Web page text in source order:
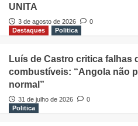
UNITA
3 de agosto de 2026
0
Destaques
Politica
Luís de Castro critica falhas
combustíveis: “Angola não
normal”
31 de julho de 2026
0
Politica